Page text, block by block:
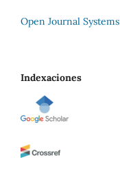
Open Journal Systems
Indexaciones